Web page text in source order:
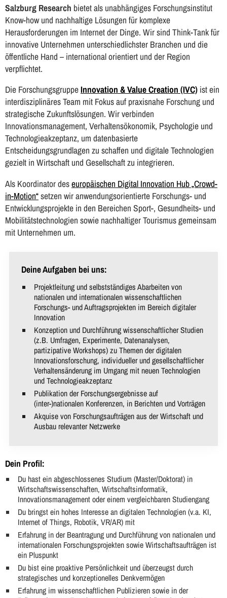
Salzburg Research bietet als unabhängiges Forschungsinstitut
Know-how und nachhaltige Lösungen für komplexe
Herausforderungen im Internet der Dinge. Wir sind Think-Tank für
innovative Unternehmen unterschiedlichster Branchen und die
öffentliche Hand – international orientiert und der Region
verpflichtet.
Die ForschungsgruppeInnovation & Value Creation (IVC) ist ein
interdisziplinäres Team mit Fokus auf praxisnahe Forschung und
strategische Zukunftslösungen. Wir verbinden
Innovationsmanagement, Verhaltensökonomik, Psychologie und
Technologieakzeptanz, um datenbasierte
Entscheidungsgrundlagen zu schaffen und digitale Technologien
gezielt in Wirtschaft und Gesellschaft zu integrieren.
Als Koordinator deseuropäischen Digital Innovation Hub „Crowd-
in-Motion“setzen wir anwendungsorientierte Forschungs- und
Entwicklungsprojekte in den Bereichen Sport-, Gesundheits- und
Mobilitätstechnologien sowie nachhaltiger Tourismus gemeinsam
mit Unternehmen um.
Deine Aufgaben bei uns:
Projektleitung und selbstständiges Abarbeiten von
nationalen und internationalen wissenschaftlichen
Forschungs- und Auftragsprojekten im Bereich digitaler
Innovation
Konzeption und Durchführung wissenschaftlicher Studien
(z.B. Umfragen, Experimente, Datenanalysen,
partizipative Workshops) zu Themen der digitalen
Innovationsforschung, individueller und gesellschaftlicher
Verhaltens­änderung im Umgang mit neuen Technologien
und Technologieakzeptanz
Publikation der Forschungsergebnisse auf
(inter-)nationalen Konferenzen, in Berichten und Vorträgen
Akquise von Forschungsaufträgen aus der Wirtschaft und
Ausbau relevanter Netzwerke
Dein Profil:
Du hast ein abgeschlossenes Studium (Master/Doktorat) in
Wirtschaftswissenschaften, Wirtschaftsinformatik,
Innovationsmanagement oder einem vergleichbaren Studiengang
Du bringst ein hohes Interesse an digitalen Technologien (v.a. KI,
Internet of Things, Robotik, VR/AR) mit
Erfahrung in der Beantragung und Durchführung von nationalen und
internationalen Forschungsprojekten sowie Wirtschaftsaufträgen ist
ein Pluspunkt
Du bist eine proaktive Persönlichkeit und überzeugst durch
strategisches und konzeptionelles Denkvermögen
Erfahrung im wissenschaftlichen Publizieren sowie in der